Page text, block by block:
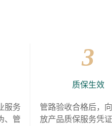
服务
、管
3
质保生效
管路验收合格后，
放产品质保服务凭